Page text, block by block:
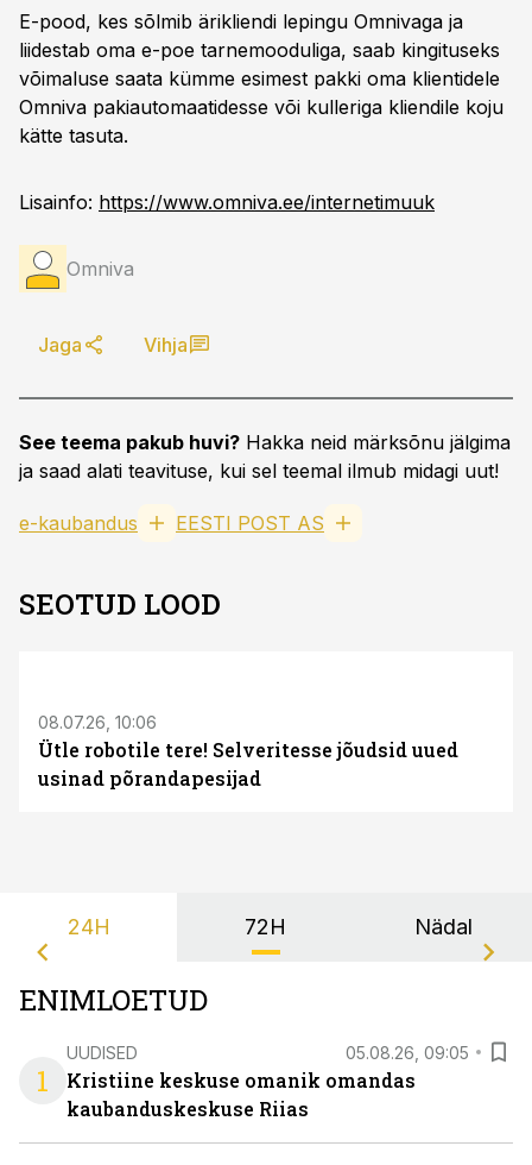
E-pood, kes sõlmib ärikliendi lepingu Omnivaga ja
liidestab oma e-poe tarnemooduliga, saab kingituseks
võimaluse saata kümme esimest pakki oma klientidele
Omniva pakiautomaatidesse või kulleriga kliendile koju
kätte tasuta.
Lisainfo: https://www.omniva.ee/internetimuuk
Omniva
Jaga Vihja
See teema pakub huvi? Hakka neid märksõnu jälgima
ja saad alati teavituse, kui sel teemal ilmub midagi uut!
e-kaubandus EESTI POST AS
SEOTUD LOOD
08.07.26, 10:06
Ütle robotile tere! Selveritesse jõudsid uued
usinad põrandapesijad
24H 72H Nädal
ENIMLOETUD
1
UUDISED 05.08.26, 09:05
Kristiine keskuse omanik omandas
kaubanduskeskuse Riias